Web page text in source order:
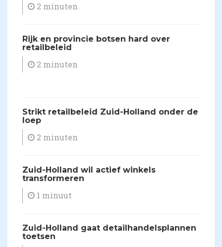
2 minuten
​Rijk en provincie botsen hard over
retailbeleid
2 minuten
​Strikt retailbeleid Zuid-Holland onder de
loep
2 minuten
​Zuid-Holland wil actief winkels
transformeren
1 minuut
Zuid-Holland gaat detailhandelsplannen
toetsen